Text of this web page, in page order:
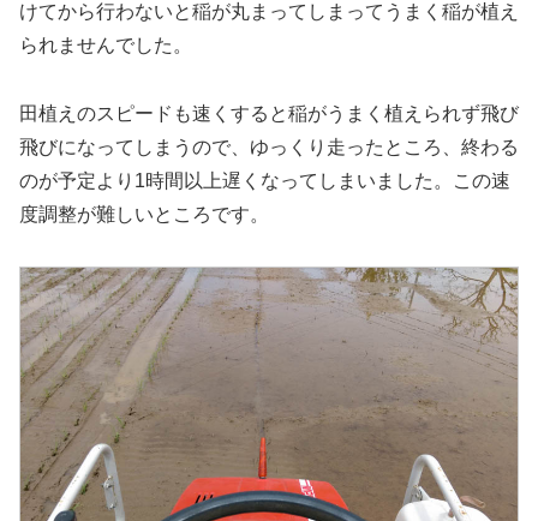
けてから行わないと稲が丸まってしまってうまく稲が植え
られませんでした。
田植えのスピードも速くすると稲がうまく植えられず飛び
飛びになってしまうので、ゆっくり走ったところ、終わる
のが予定より1時間以上遅くなってしまいました。この速
度調整が難しいところです。